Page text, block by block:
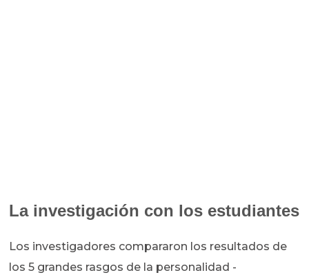
La investigación con los estudiantes
Los investigadores compararon los resultados de
los 5 grandes rasgos de la personalidad -